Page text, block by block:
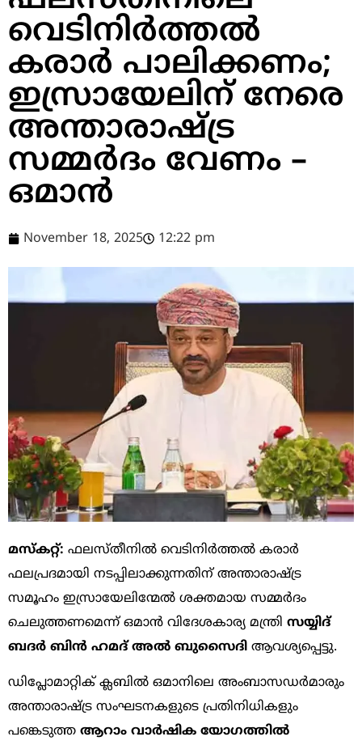
വെടിനിർത്തൽ
കരാർ പാലിക്കണം;
ഇസ്രായേലിന് നേരെ
അന്താരാഷ്ട്ര
സമ്മർദം വേണം –
ഒമാൻ
November 18, 2025 12:22 pm
മസ്‌കറ്റ്: ഫലസ്തീനിൽ വെടിനിർത്തൽ കരാർ
ഫലപ്രദമായി നടപ്പിലാക്കുന്നതിന് അന്താരാഷ്ട്ര
സമൂഹം ഇസ്രായേലിന്മേൽ ശക്തമായ സമ്മർദം
ചെലുത്തണമെന്ന് ഒമാൻ വിദേശകാര്യ മന്ത്രി സയ്യിദ്
ബദർ ബിൻ ഹമദ് അൽ ബുസൈദി ആവശ്യപ്പെട്ടു.
ഡിപ്ലോമാറ്റിക് ക്ലബിൽ ഒമാനിലെ അംബാസഡർമാരും
അന്താരാഷ്ട്ര സംഘടനകളുടെ പ്രതിനിധികളും
പങ്കെടുത്ത ആറാം വാർഷിക യോഗത്തിൽ